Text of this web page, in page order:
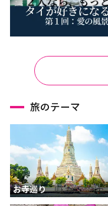
旅のテーマ
お寺巡り